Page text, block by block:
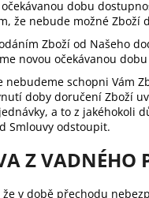
dobu
že nebude možné Zboží
Zboží od Našeho
novou očekávanou
nebudeme schopni Vám
doby doručení Zboží
a to z jakéhokoli
Smlouvy odstoupit.
Z VADNÉHO
v době přechodu